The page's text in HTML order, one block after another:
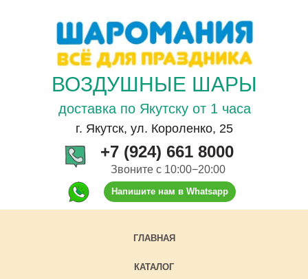
ВОЗДУШНЫЕ ШАРЫ
доставка по Якутску от 1 часа
г. Якутск, ул. Короленко, 25
+7 (924) 661 8000
Напишите нам в Whatsapp
Звоните с 10:00−20:00
ГЛАВНАЯ
КАТАЛОГ